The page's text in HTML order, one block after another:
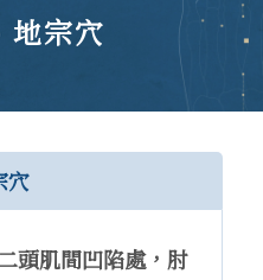
地宗穴
穴
頭肌間凹陷處，肘